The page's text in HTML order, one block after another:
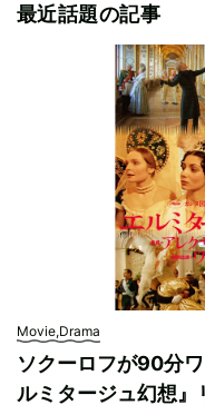
最近話題の記事
Movie,Drama
ソクーロフが90分
ルミタージュ幻想